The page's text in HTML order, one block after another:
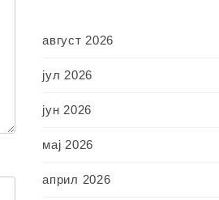
август 2026
јул 2026
јун 2026
мај 2026
април 2026